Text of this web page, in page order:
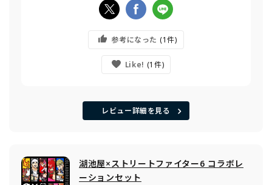
参考になった 1
Like! 1
レビュー詳細を見る
湖池屋×ストリートファイター6 コラボレ
ーションセット